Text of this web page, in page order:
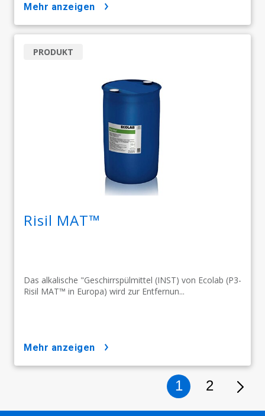
mehr anzeigen
Risil MAT™
Das alkalische "Geschirrspülmittel (INST) von Ecolab (P3-
Risil MAT™ in Europa) wird zur Entfernun...
PRODUKT
mehr anzeigen
1 2